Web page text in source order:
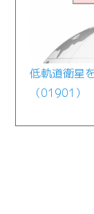
低軌道衛星
（01901）